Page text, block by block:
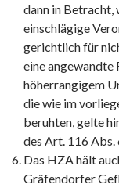
dann in Betracht,
einschlägige
gerichtlich für
eine angewandte
höherrangigem
die wie im
beruhten, gelte
des Art. 116 Abs.
Das HZA hält
Gräfendorfer